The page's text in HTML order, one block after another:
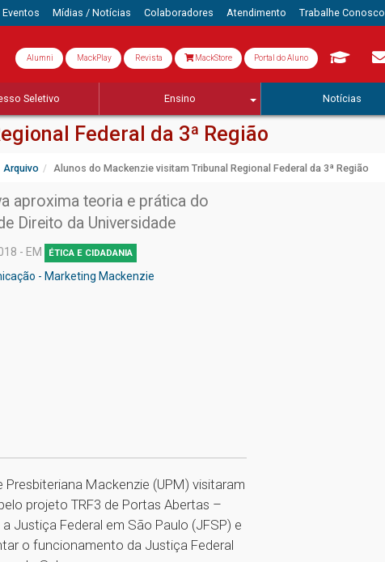
Eventos Mídias / Notícias Colaboradores Atendimento Trabalhe Conosco
Alumni MackPlay Revista MackStore Portal do Aluno
Seletivo Ensino Notícias
Federal da 3ª Região
Arquivo Alunos do Mackenzie visitam Tribunal Regional Federal da 3ª Região
aproxima teoria e prática do
Direito da Universidade
- EM ÉTICA E CIDADANIA
- Marketing Mackenzie
Presbiteriana Mackenzie (UPM) visitaram
projeto TRF3 de Portas Abertas –
Justiça Federal em São Paulo (JFSP) e
o funcionamento da Justiça Federal